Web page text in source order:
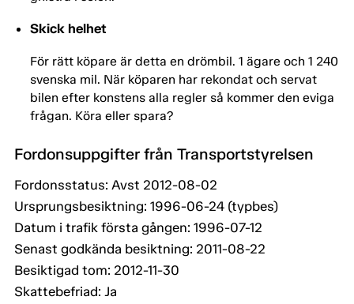
Skick helhet
För rätt köpare är detta en drömbil. 1 ägare och 1 240
svenska mil. När köparen har rekondat och servat
bilen efter konstens alla regler så kommer den eviga
frågan. Köra eller spara?
Fordonsuppgifter från Transportstyrelsen
Fordonsstatus: Avst 2012-08-02
Ursprungsbesiktning: 1996-06-24 (typbes)
Datum i trafik första gången: 1996-07-12
Senast godkända besiktning: 2011-08-22
Besiktigad tom: 2012-11-30
Skattebefriad: Ja